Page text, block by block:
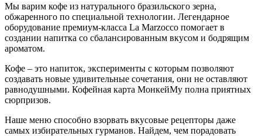
Мы варим кофе из натурального бразильского зерна,
обжаренного по специальной технологии. Легендарное
оборудование премиум-класса La Marzocco помогает в
создании напитка со сбалансированным вкусом и бодрящим
ароматом.
Кофе – это напиток, эксперименты с которым позволяют
создавать новые удивительные сочетания, они не оставляют
равнодушными. Кофейная карта МонкейМу полна приятных
сюрпризов.
Наше меню способно взорвать вкусовые рецепторы даже
самых избирательных гурманов. Найдем, чем порадовать